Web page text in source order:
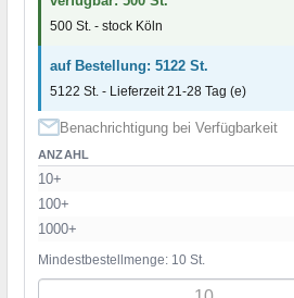
500 St. - stock Köln
auf Bestellung: 5122 St.
5122 St. - Lieferzeit 21-28 Tag (e)
Benachrichtigung bei Verfügbarkeit
ANZAHL
10+
100+
1000+
Mindestbestellmenge: 10 St.